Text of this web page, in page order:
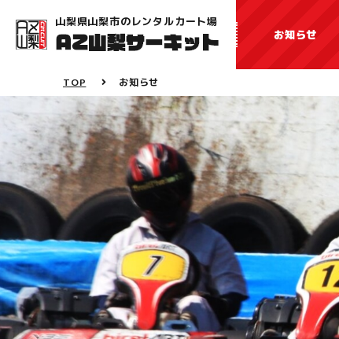
山梨県山梨市のレンタルカート場
お知らせ
TOP お知らせ